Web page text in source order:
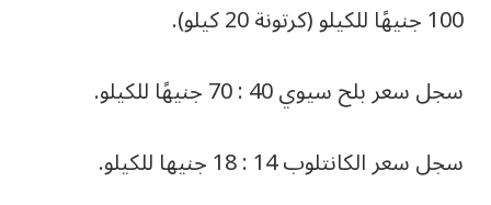
100 جنيهًا للكيلو (كرتونة 20 كيلو).
سجل سعر بلح سيوي 40 : 70 جنيهًا للكيلو.
سجل سعر الكانتلوب 14 : 18 جنيها للكيلو.